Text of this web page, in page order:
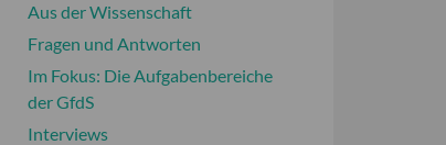
Aus der Wissenschaft
Fragen und Antworten
Im Fokus: Die Aufgabenbereiche
der GfdS
Interviews